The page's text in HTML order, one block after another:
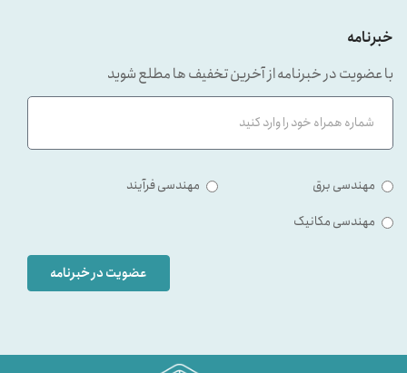
خبرنامه
با عضویت در خبرنامه از آخرین تخفیف ها مطلع شوید
مهندسی برق
مهندسی فرآیند
مهندسی مکانیک
عضویت در خبرنامه